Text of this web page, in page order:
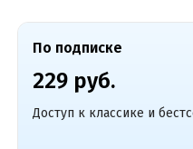
По подписке
229 руб.
Доступ к классике и